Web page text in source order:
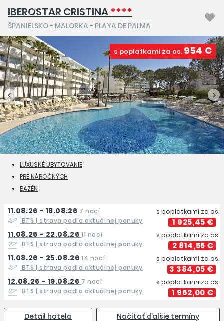
IBEROSTAR CRISTINA****
ŠPANIELSKO- MALORKA - PLAYA DE PALMA
s poplatkami za os. 954 €
LUXUSNÉ UBYTOVANIE
PRE NÁROČNÝCH
BAZÉN
11.08.26 - 18.08.26 7 nocí
BTS| strava podľa aktuálnej ponuky
s poplatkami za os.
1 925,45 €
11.08.26 - 22.08.26 11 nocí
BTS| strava podľa aktuálnej ponuky
s poplatkami za os.
2 814,55 €
11.08.26 - 25.08.26 14 nocí
BTS| strava podľa aktuálnej ponuky
s poplatkami za os.
3 384,05 €
12.08.26 - 19.08.26 7 nocí
BTS| strava podľa aktuálnej ponuky
s poplatkami za os.
1 962,00 €
Detail hotela Načítať ďalšie termíny